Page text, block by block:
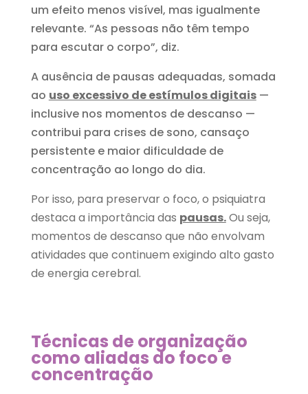
um efeito menos visível, mas igualmente
relevante. “As pessoas não têm tempo
para escutar o corpo”, diz.
A ausência de pausas adequadas, somada
ao uso excessivo de estímulos digitais—
inclusive nos momentos de descanso —
contribui para crises de sono, cansaço
persistente e maior dificuldade de
concentração ao longo do dia.
Por isso, para preservar o foco, o psiquiatra
destaca a importância das pausas.Ou seja,
momentos de descanso que não envolvam
atividades que continuem exigindo alto gasto
de energia cerebral.
Técnicas de organização
como aliadas do foco e
concentração